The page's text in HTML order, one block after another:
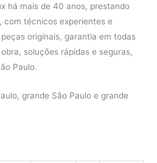
há mais de 40 anos, prestando
com técnicos experientes e
originais, garantia em todas
soluções rápidas e seguras,
Paulo.
grande São Paulo e grande